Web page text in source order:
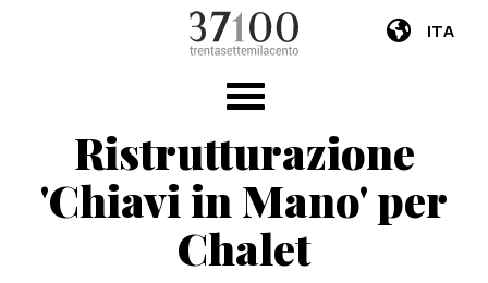
ITA
Ristrutturazione
'Chiavi in Mano' per
Chalet